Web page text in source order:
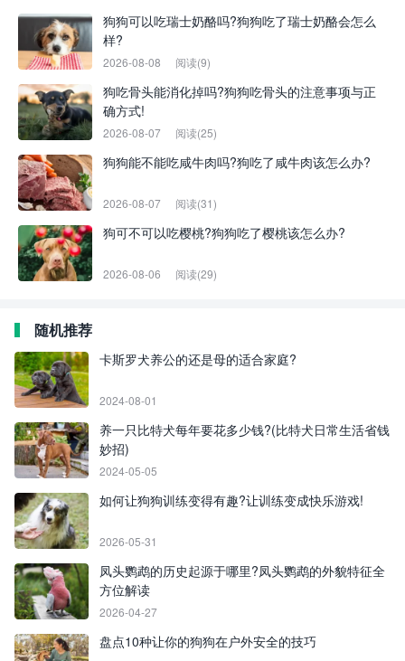
狗狗可以吃瑞士奶酪吗?狗狗吃了瑞士奶酪会怎么
样?
2026-08-08 阅读(9)
狗吃骨头能消化掉吗?狗狗吃骨头的注意事项与正
确方式!
2026-08-07 阅读(25)
狗狗能不能吃咸牛肉吗?狗吃了咸牛肉该怎么办?
2026-08-07 阅读(31)
狗可不可以吃樱桃?狗狗吃了樱桃该怎么办?
2026-08-06 阅读(29)
随机推荐
卡斯罗犬养公的还是母的适合家庭?
2024-08-01
养一只比特犬每年要花多少钱?(比特犬日常生活省钱
妙招)
2024-05-05
如何让狗狗训练变得有趣?让训练变成快乐游戏!
2026-05-31
凤头鹦鹉的历史起源于哪里?凤头鹦鹉的外貌特征全
方位解读
2026-04-27
盘点10种让你的狗狗在户外安全的技巧